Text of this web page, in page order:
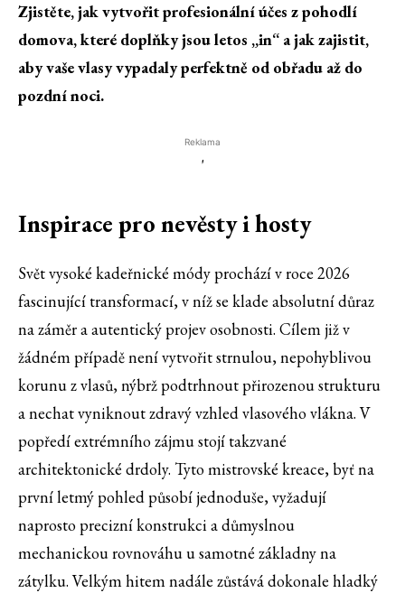
Zjistěte, jak vytvořit profesionální účes z pohodlí
domova, které doplňky jsou letos „in“ a jak zajistit,
aby vaše vlasy vypadaly perfektně od obřadu až do
pozdní noci.
Reklama
'
Inspirace pro nevěsty i hosty
Svět vysoké kadeřnické módy prochází v roce 2026
fascinující transformací, v níž se klade absolutní důraz
na záměr a autentický projev osobnosti. Cílem již v
žádném případě není vytvořit strnulou, nepohyblivou
korunu z vlasů, nýbrž podtrhnout přirozenou strukturu
a nechat vyniknout zdravý vzhled vlasového vlákna. V
popředí extrémního zájmu stojí takzvané
architektonické drdoly. Tyto mistrovské kreace, byť na
první letmý pohled působí jednoduše, vyžadují
naprosto precizní konstrukci a důmyslnou
mechanickou rovnováhu u samotné základny na
zátylku. Velkým hitem nadále zůstává dokonale hladký